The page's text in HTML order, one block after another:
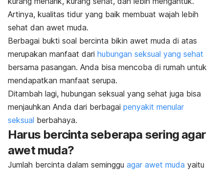
Artinya, kualitas tidur yang baik membuat wajah lebih
sehat dan awet muda.
Berbagai bukti soal bercinta bikin awet muda di atas
merupakan manfaat dari hubungan seksual yang sehat
bersama pasangan. Anda bisa mencoba di rumah untuk
mendapatkan manfaat serupa.
Ditambah lagi, hubungan seksual yang sehat juga bisa
menjauhkan Anda dari berbagai penyakit menular
seksual berbahaya.
Harus bercinta seberapa sering agar
awet muda?
Jumlah bercinta dalam seminggu agar awet muda yaitu